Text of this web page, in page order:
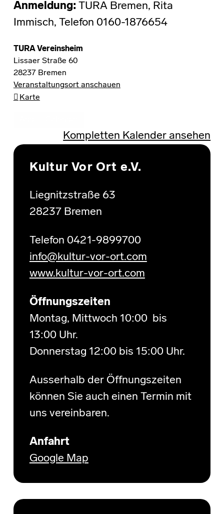
Anmeldung: TURA Bremen, Rita
Immisch, Telefon 0160-1876654
TURA Vereinsheim
Lissaer Straße 60
28237 Bremen
Veranstaltungsort anschauen
Karte
TURA Vereinsheim
Kompletten Kalender ansehen
Skip back to main navigation
Kultur Vor Ort e.V.
Liegnitzstraße 63
28237 Bremen
Telefon 0421-9899700
info@kultur-vor-ort.com
www.kultur-vor-ort.com
Öffnungszeiten
Montag, Mittwoch 10:00 bis
13:00 Uhr.
Donnerstag 12:00 bis 15:00 Uhr.
Ausserhalb der Öffnungszeiten
können Sie auch einen Termin mit
uns vereinbaren.
Anfahrt
Google Map